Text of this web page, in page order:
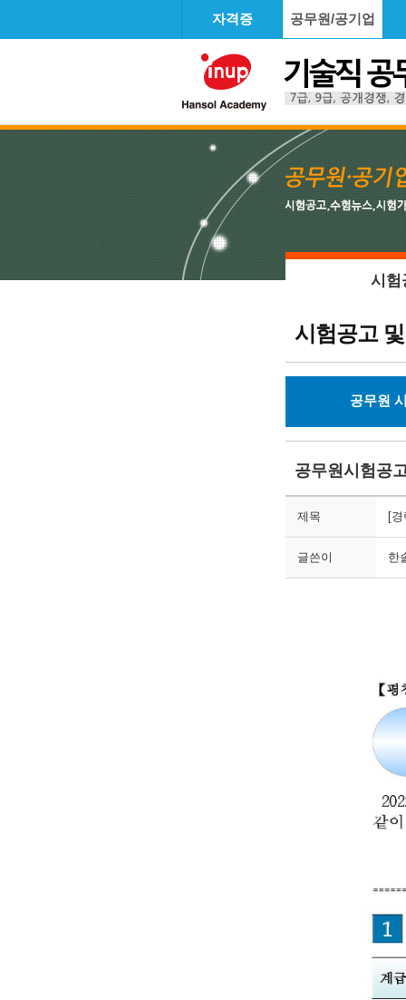
자격증 공무원/공기업
시험
시험공고
공무원
공무원시험공
제목 [
글쓴이 한